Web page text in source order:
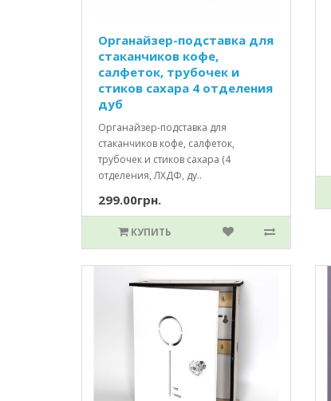
Органайзер-подставка для
стаканчиков кофе,
салфеток, трубочек и
стиков сахара 4 отделения
дуб
Органайзер-подставка для
стаканчиков кофе, салфеток,
трубочек и стиков сахара (4
отделения, ЛХДФ, ду..
299.00грн.
КУПИТЬ